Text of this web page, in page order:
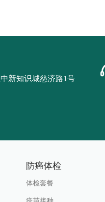
新知识城慈济路1号
防癌体检
体检套餐